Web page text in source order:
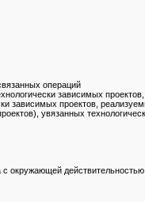
операций
зависимых
зависимых проектов,
увязанных
окружающей